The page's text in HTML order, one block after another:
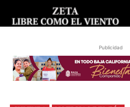
Publicidad